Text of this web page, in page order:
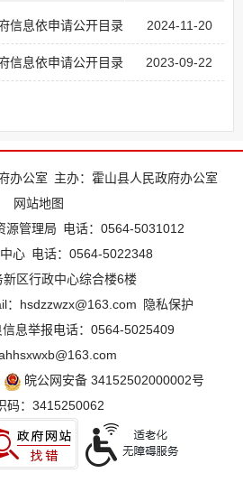
2024-11-20
信息依申请公开目录
2023-09-22
信息依申请公开目录
办公室 主办：霍山县人民政府办公室
网站地图
源管理局 电话：0564-5031012
心 电话：0564-5022348
区行政中心综合楼6楼
：hsdzzwzx@163.com
隐私保护
息举报电话：0564-5025409
皖公网安备 34152502000002号
码：3415250062